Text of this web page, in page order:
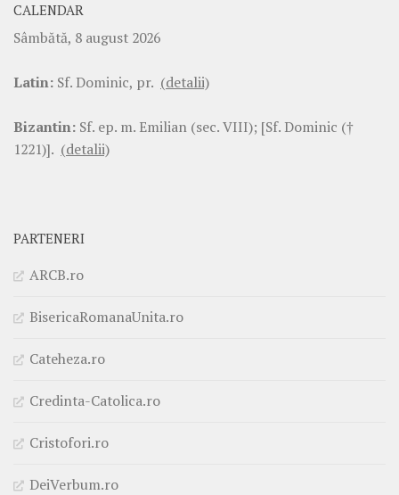
CALENDAR
Sâmbătă, 8 august 2026
Latin: Sf. Dominic, pr. (detalii)
Bizantin: Sf. ep. m. Emilian (sec. VIII); [Sf. Dominic (†
1221)]. (detalii)
PARTENERI
ARCB.ro
BisericaRomanaUnita.ro
Cateheza.ro
Credinta-Catolica.ro
Cristofori.ro
DeiVerbum.ro